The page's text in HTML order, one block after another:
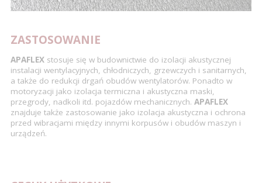
ZASTOSOWANIE
APAFLEX stosuje się w budownictwie do izolacji akustycznej
instalacji wentylacyjnych, chłodniczych, grzewczych i sanitarnych,
a także do redukcji drgań obudów wentylatorów. Ponadto w
motoryzacji jako izolacja termiczna i akustyczna maski,
przegrody, nadkoli itd. pojazdów mechanicznych. APAFLEX
znajduje także zastosowanie jako izolacja akustyczna i ochrona
przed wibracjami między innymi korpusów i obudów maszyn i
urządzeń.